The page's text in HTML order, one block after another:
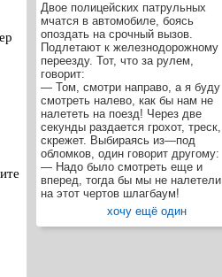
Двое полицейских патрульных
мчатся в автомобиле, боясь
опоздать на срочный вызов.
Подлетают к железнодорожному
переезду. Тот, что за рулем,
говорит:
— Том, смотри направо, а я буду
смотреть налево, как бы нам не
налететь на поезд! Через две
секунды раздается грохот, треск,
скрежет. Выбираясь из—под
обломков, один говорит другому:
— Надо было смотреть еще и
вперед, тогда бы мы не налетели
на этот чертов шлагбаум!
хочу ещё один